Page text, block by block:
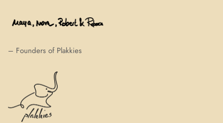
– Founders of Plakkies